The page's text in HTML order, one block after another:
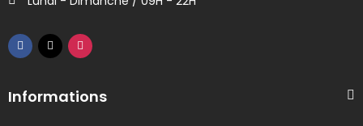
Informations